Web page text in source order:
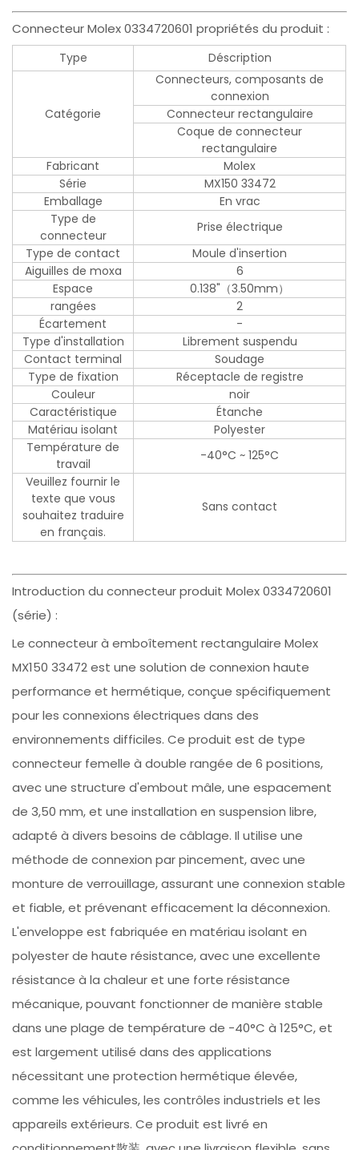
Connecteur Molex 0334720601 propriétés du produit :
Type Déscription
Catégorie
Connecteurs, composants de
connexion
Connecteur rectangulaire
Coque de connecteur
rectangulaire
Fabricant
Molex
Série
MX150 33472
Emballage
En vrac
Type de
connecteur
Prise électrique
Type de contact
Moule d'insertion
Aiguilles de moxa
6
Espace
0.138"（3.50mm）
rangées
2
Écartement
-
Type d'installation
Librement suspendu
Contact terminal
Soudage
Type de fixation
Réceptacle de registre
Couleur
noir
Caractéristique
Étanche
Matériau isolant
Polyester
Température de
travail
-40°C ~ 125°C
Veuillez fournir le
texte que vous
souhaitez traduire
en français.
Sans contact
Introduction du connecteur produit Molex 0334720601
(série) :
Le connecteur à emboîtement rectangulaire Molex
MX150 33472 est une solution de connexion haute
performance et hermétique, conçue spécifiquement
pour les connexions électriques dans des
environnements difficiles. Ce produit est de type
connecteur femelle à double rangée de 6 positions,
avec une structure d'embout mâle, une espacement
de 3,50 mm, et une installation en suspension libre,
adapté à divers besoins de câblage. Il utilise une
méthode de connexion par pincement, avec une
monture de verrouillage, assurant une connexion stable
et fiable, et prévenant efficacement la déconnexion.
L'enveloppe est fabriquée en matériau isolant en
polyester de haute résistance, avec une excellente
résistance à la chaleur et une forte résistance
mécanique, pouvant fonctionner de manière stable
dans une plage de température de -40°C à 125°C, et
est largement utilisé dans des applications
nécessitant une protection hermétique élevée,
comme les véhicules, les contrôles industriels et les
appareils extérieurs. Ce produit est livré en